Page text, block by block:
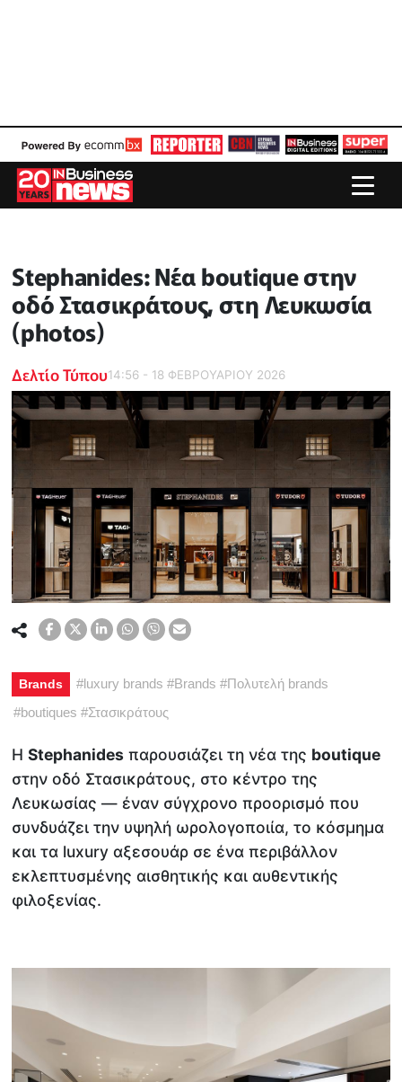
Stephanides: Νέα boutique στην
οδό Στασικράτους, στη Λευκωσία
(photos)
Δελτίο Τύπου14:56 - 18 ΦΕΒΡΟΥΑΡΙΟΥ 2026
Brands #luxury brands #Brands #Πολυτελή brands
#boutiques #Στασικράτους
ΗStephanides παρουσιάζει τη νέα της boutique
στην οδό Στασικράτους, στο κέντρο της
Λευκωσίας — έναν σύγχρονο προορισμό που
συνδυάζει την υψηλή ωρολογοποιία, το κόσμημα
και τα luxury αξεσουάρ σε ένα περιβάλλον
εκλεπτυσμένης αισθητικής και αυθεντικής
φιλοξενίας.